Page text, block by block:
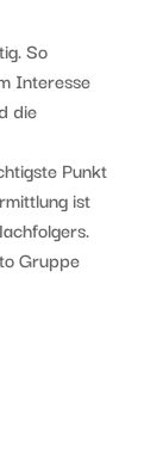
So
Interesse
die
Punkt
ist
Gruppe